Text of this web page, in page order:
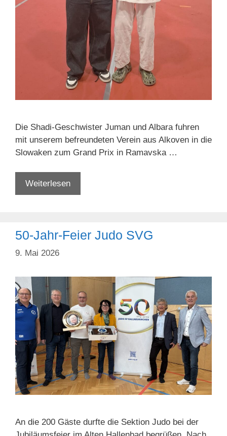
Die Shadi-Geschwister Juman und Albara fuhren
mit unserem befreundeten Verein aus Alkoven in die
Slowaken zum Grand Prix in Ramavska …
WeiterlesenAlbara
und
der
50-Jahr-Feier Judo SVG
9. Mai 2026
An die 200 Gäste durfte die Sektion Judo bei der